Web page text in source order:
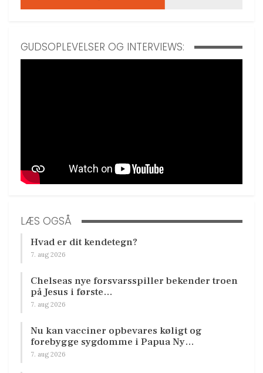
GUDSOPLEVELSER OG INTERVIEWS:
LÆS OGSÅ
Hvad er dit kendetegn?
7. aug 2026
Chelseas nye forsvarsspiller bekender troen
på Jesus i første…
7. aug 2026
Nu kan vacciner opbevares køligt og
forebygge sygdomme i Papua Ny…
7. aug 2026